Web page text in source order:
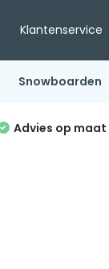
Klantenservice
Snowboarden
Advies op maat